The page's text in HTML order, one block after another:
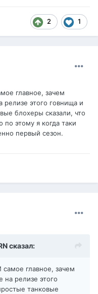
2 1
главное, зачем
этого гoвнищa и
блохеры сказали, что
этому я когда таки
первый сезон.
сказал:
главное, зачем
на релизе этого
танковые